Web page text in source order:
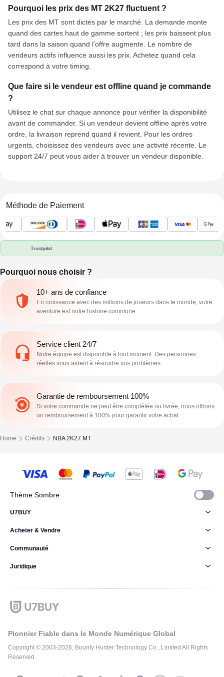
Pourquoi les prix des MT 2K27 fluctuent ?
Les prix des MT sont dictés par le marché. La demande monte
quand des cartes haut de gamme sortent ; les prix baissent plus
tard dans la saison quand l’offre augmente. Le nombre de
vendeurs actifs influence aussi les prix. Achetez quand cela
correspond à votre timing.
Que faire si le vendeur est offline quand je commande
?
Utilisez le chat sur chaque annonce pour vérifier la disponibilité
avant de commander. Si un vendeur devient offline après votre
ordre, la livraison reprend quand il revient. Pour les ordres
urgents, choisissez des vendeurs avec une activité récente. Le
support 24/7 peut vous aider à trouver un vendeur disponible.
Méthode de Paiement
Trustpilot
Pourquoi nous choisir ?
10+ ans de confiance
En croissance avec des millions de joueurs dans le monde, votre
aventure est notre histoire commune.
Service client 24/7
Notre équipe est disponible à tout moment. Des personnes
réelles vous aident à résoudre vos problèmes.
Garantie de remboursement 100%
Si votre commande ne peut être complétée ou livrée, nous offrons
un remboursement à 100% pour garantir votre achat.
Home Crédits NBA 2K27 MT
Thème Sombre
Pionnier Fiable dans le Monde Numérique Global
Copyright © 2003-2026, Bounty Hunter Technology Co., Limited All Rights
Reserved.
U7BUY
Acheter & Vendre
Communauté
Juridique